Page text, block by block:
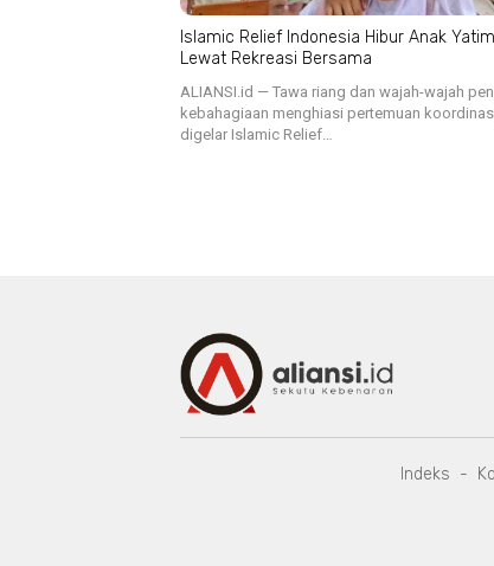
Islamic Relief Indonesia Hibur Anak
Lewat Rekreasi Bersama
ALIANSI.id — Tawa riang dan wajah-wajah
kebahagiaan menghiasi pertemuan
digelar Islamic Relief…
Indeks